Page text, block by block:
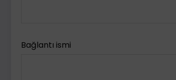
Bağlantı ismi